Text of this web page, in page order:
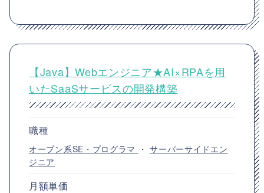
【Java】Webエンジニア★AI×RPAを用
いたSaaSサービスの開発構築
職種
オープン系SE・プログラマ ・サーバーサイドエン
ジニア
月額単価